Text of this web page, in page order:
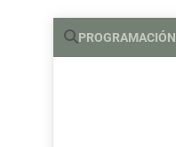
Saltar
PROGRAMACIÓN